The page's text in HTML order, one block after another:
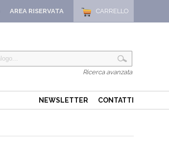
CARRELLO
AREA RISERVATA
Ricerca avanzata
NEWSLETTER CONTATTI